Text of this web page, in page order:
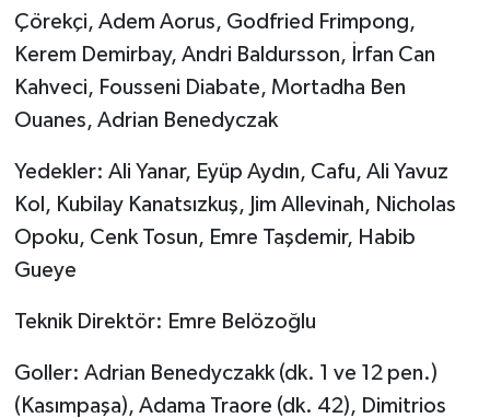
Çörekçi, Adem Aorus, Godfried Frimpong,
Kerem Demirbay, Andri Baldursson, İrfan Can
Kahveci, Fousseni Diabate, Mortadha Ben
Ouanes, Adrian Benedyczak
Yedekler: Ali Yanar, Eyüp Aydın, Cafu, Ali Yavuz
Kol, Kubilay Kanatsızkuş, Jim Allevinah, Nicholas
Opoku, Cenk Tosun, Emre Taşdemir, Habib
Gueye
Teknik Direktör: Emre Belözoğlu
Goller: Adrian Benedyczakk (dk. 1 ve 12 pen.)
(Kasımpaşa), Adama Traore (dk. 42), Dimitrios